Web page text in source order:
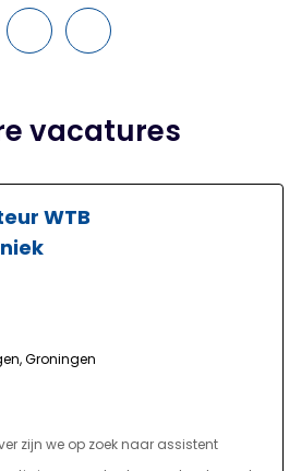
vacatures
WTB
Groningen
zijn we op zoek naar assistent